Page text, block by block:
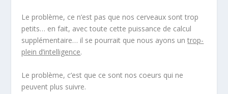
Le problème, ce n’est pas que nos cerveaux sont trop
petits… en fait, avec toute cette puissance de calcul
supplémentaire… il se pourrait que nous ayons untrop-
plein d’intelligence.
Le problème, c’est que ce sont nos coeurs qui ne
peuvent plus suivre.